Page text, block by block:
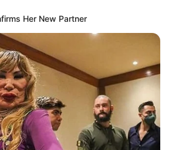
Salshabilla Adriani
KOMENTAR
dipublikasikan. Ruas yang wajib ditandai*
Her New Partner